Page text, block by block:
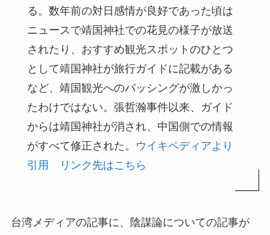
る。数年前の対日感情が良好であった頃は
ニュースで靖国神社での花見の様子が放送
されたり、おすすめ観光スポットのひとつ
として靖国神社が旅行ガイドに記載がある
など、靖国観光へのバッシングが激しかっ
たわけではない。張哲瀚事件以来、ガイド
からは靖国神社が消され、中国側での情報
がすべて修正された。
ウイキペディアより
引用 リンク先はこちら
台湾メディアの記事に、陰謀論についての記事が